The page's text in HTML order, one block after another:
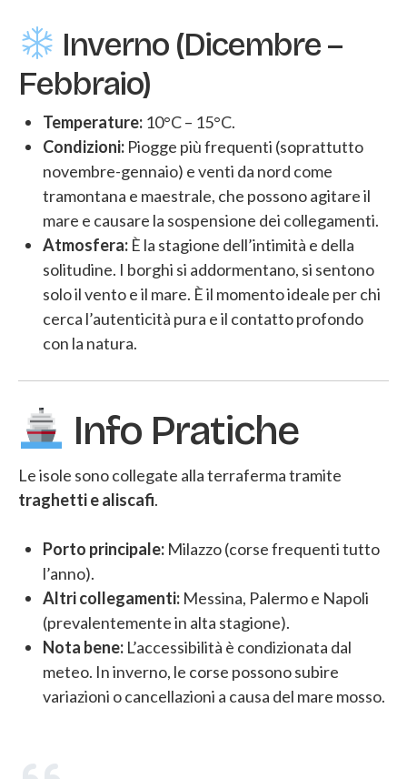
Inverno (Dicembre –
Febbraio)
Temperature: 10°C – 15°C.
Condizioni: Piogge più frequenti (soprattutto
novembre-gennaio) e venti da nord come
tramontana e maestrale, che possono agitare il
mare e causare la sospensione dei collegamenti.
Atmosfera: È la stagione dell’intimità e della
solitudine. I borghi si addormentano, si sentono
solo il vento e il mare. È il momento ideale per chi
cerca l’autenticità pura e il contatto profondo
con la natura.
Info Pratiche
Le isole sono collegate alla terraferma tramite
traghetti e aliscafi.
Porto principale: Milazzo (corse frequenti tutto
l’anno).
Altri collegamenti: Messina, Palermo e Napoli
(prevalentemente in alta stagione).
Nota bene: L’accessibilità è condizionata dal
meteo. In inverno, le corse possono subire
variazioni o cancellazioni a causa del mare mosso.